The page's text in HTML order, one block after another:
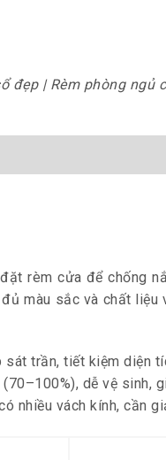
đẹp| Rèm phòng ngủ
đặtrèm cửa để chống
màu sắc và chất
sát trần, tiết kiệm diện
dễ vệ sinh,
nhiều vách kính, cần